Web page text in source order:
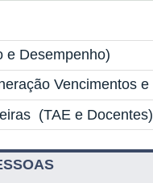
e Desempenho)
Vencimentos
(TAE e Docentes)